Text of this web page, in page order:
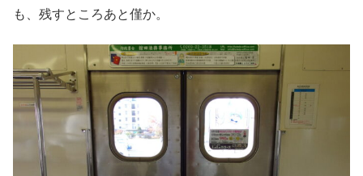
も、残すところあと僅か。